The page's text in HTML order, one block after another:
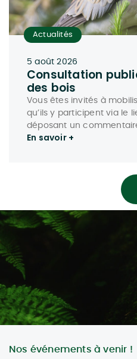
Actualités
5 août 2026
Consultation
des bois
Vous êtes invités à
qu’ils y participent via le
déposant un
En savoir +
Nos événements à venir !